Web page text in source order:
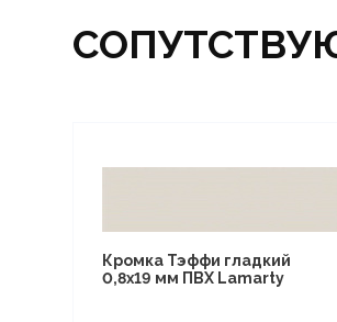
Кромка Тэффи гладкий
0,8х19 мм ПВХ Lamarty